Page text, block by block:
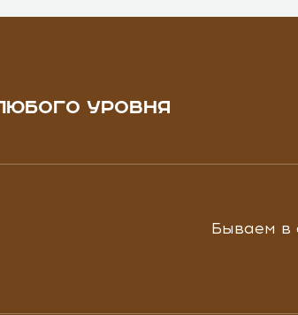
УРОВНЯ
Бываем в